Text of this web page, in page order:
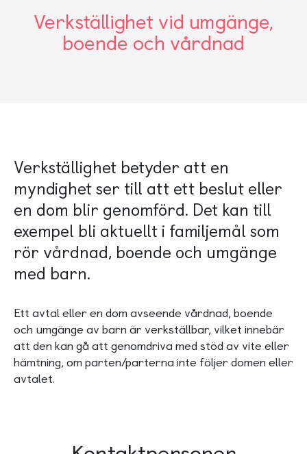
Verkställighet vid umgänge,
boende och vårdnad
Verkställighet betyder att en
myndighet ser till att ett beslut eller
en dom blir genomförd. Det kan till
exempel bli aktuellt i familjemål som
rör vårdnad, boende och umgänge
med barn.
Ett avtal eller en dom avseende vårdnad, boende
och umgänge av barn är verkställbar, vilket innebär
att den kan gå att genomdriva med stöd av vite eller
hämtning, om parten/parterna inte följer domen eller
avtalet.